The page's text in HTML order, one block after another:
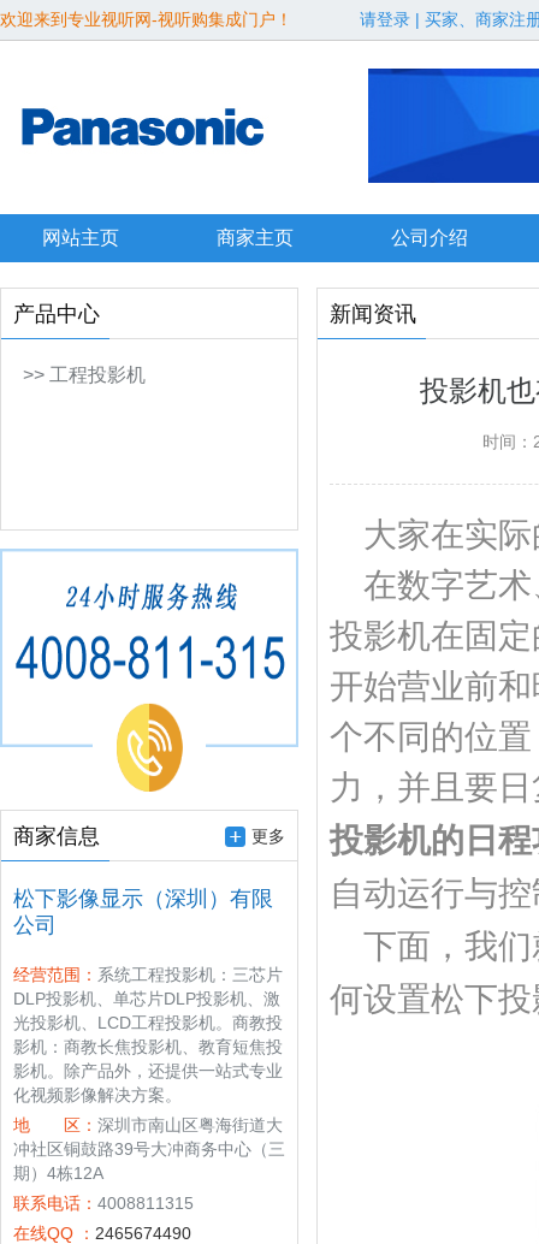
欢迎来到专业视听网-视听购集成门户！ 请登录 | 买家、商家注
网站主页 商家主页 公司介绍
产品中心
>> 工程投影机
商家信息 更多
松下影像显示（深圳）有限
公司
经营范围： 系统工程投影机：三芯片
DLP投影机、单芯片DLP投影机、激
光投影机、LCD工程投影机。商教投
影机：商教长焦投影机、教育短焦投
影机。除产品外，还提供一站式专业
化视频影像解决方案。
地 区： 深圳市南山区粤海街道大
冲社区铜鼓路39号大冲商务中心（三
期）4栋12A
联系电话： 4008811315
在线QQ ： 2465674490
新闻资讯
投影机
时间
大家在实
在数字艺
投影机在固
开始营业前
个不同的位
力，并且要
投影机的日
自动运行与
下面，我
何设置松下